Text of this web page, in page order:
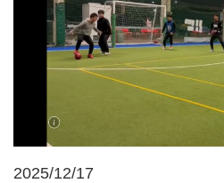
2025/12/17